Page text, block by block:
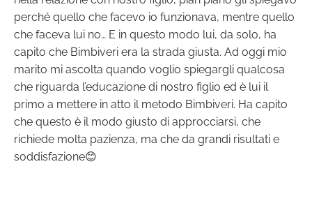
perché quello che facevo io funzionava, mentre quello
che faceva lui no… E in questo modo lui, da solo, ha
capito che Bimbiveri era la strada giusta. Ad oggi mio
marito mi ascolta quando voglio spiegargli qualcosa
che riguarda l’educazione di nostro figlio ed è lui il
primo a mettere in atto il metodo Bimbiveri. Ha capito
che questo è il modo giusto di approcciarsi, che
richiede molta pazienza, ma che da grandi risultati e
soddisfazione😊